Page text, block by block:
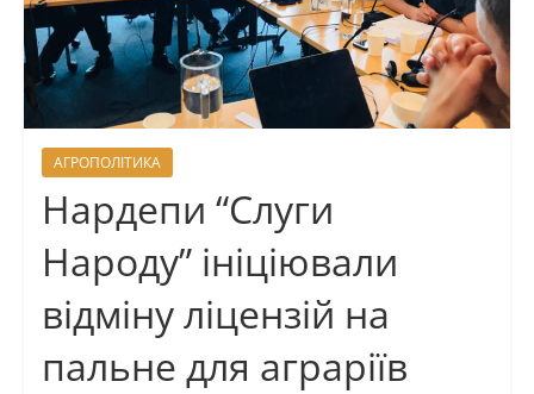
АГРОПОЛІТИКА
Нардепи “Слуги
Народу” ініціювали
відміну ліцензій на
пальне для аграріїв